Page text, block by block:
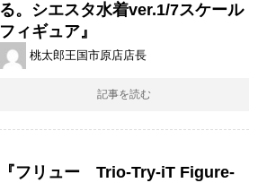
る。シエスタ水着ver.1/7スケール
フィギュア』
桃太郎王国市原店店長
記事を読む
『フリュー ​Trio-Try-iT ​Figure-